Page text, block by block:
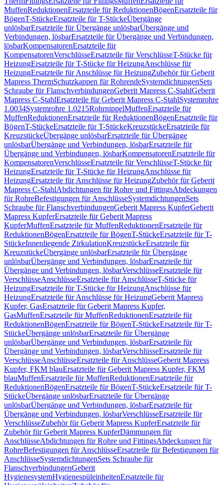
MuffenReduktionenErsatzteile für ReduktionenBögenErsatzteile für
BögenT-StückeErsatzteile für T-StückeÜbergänge
unlösbarErsatzteile für Übergänge unlösbarÜbergänge und
Verbindungen, lösbarErsatzteile für Übergänge und Verbindungen,
lösbarKompensatorenErsatzteile für
KompensatorenVerschlüsseErsatzteile für VerschlüsseT-Stücke für
HeizungErsatzteile für T-Stücke für HeizungAnschlüsse für
HeizungErsatzteile für Anschlüsse für HeizungZubehör für Geberit
Mapress ThermSchutzkappen für RohrendeSystemdichtungenSets
Schraube für FlanschverbindungenGeberit Mapress C-StahlGeberit
Mapress C-StahlErsatzteile für Geberit Mapress C-StahlSystemrohre
1.0034Systemrohre 1.0215RohrnippelMuffenErsatzteile für
MuffenReduktionenErsatzteile für ReduktionenBögenErsatzteile für
BögenT-StückeErsatzteile für T-StückeKreuzstückeErsatzteile für
KreuzstückeÜbergänge unlösbarErsatzteile für Übergänge
unlösbarÜbergänge und Verbindungen, lösbarErsatzteile für
Übergänge und Verbindungen, lösbarKompensatorenErsatzteile für
KompensatorenVerschlüsseErsatzteile für VerschlüsseT-Stücke für
HeizungErsatzteile für T-Stücke für HeizungAnschlüsse für
HeizungErsatzteile für Anschlüsse für HeizungZubehör für Geberit
Mapress C-StahlAbdichtungen für Rohre und FittingsAbdeckungen
für RohreBefestigungen für AnschlüsseSystemdichtungenSets
Schraube für FlanschverbindungenGeberit Mapress KupferGeberit
Mapress KupferErsatzteile für Geberit Mapress
KupferMuffenErsatzteile für MuffenReduktionenErsatzteile für
ReduktionenBögenErsatzteile für BögenT-StückeErsatzteile für T-
StückeInnenliegende ZirkulationKreuzstückeErsatzteile für
KreuzstückeÜbergänge unlösbarErsatzteile für Übergänge
unlösbarÜbergänge und Verbindungen, lösbarErsatzteile für
Übergänge und Verbindungen, lösbarVerschlüsseErsatzteile für
VerschlüsseAnschlüsseErsatzteile für AnschlüsseT-Stücke für
HeizungErsatzteile für T-Stücke für HeizungAnschlüsse für
HeizungErsatzteile für Anschlüsse für HeizungGeberit Mapress
Kupfer, GasErsatzteile für Geberit Mapress Kupfer,
GasMuffenErsatzteile für MuffenReduktionenErsatzteile für
ReduktionenBögenErsatzteile für BögenT-StückeErsatzteile für T-
StückeÜbergänge unlösbarErsatzteile für Übergänge
unlösbarÜbergänge und Verbindungen, lösbarErsatzteile für
Übergänge und Verbindungen, lösbarVerschlüsseErsatzteile für
VerschlüsseAnschlüsseErsatzteile für AnschlüsseGeberit Mapress
Kupfer, FKM blauErsatzteile für Geberit Mapress Kupfer, FKM
blauMuffenErsatzteile für MuffenReduktionenErsatzteile für
ReduktionenBögenErsatzteile für BögenT-StückeErsatzteile für T-
StückeÜbergänge unlösbarErsatzteile für Übergänge
unlösbarÜbergänge und Verbindungen, lösbarErsatzteile für
Übergänge und Verbindungen, lösbarVerschlüsseErsatzteile für
VerschlüsseZubehör für Geberit Mapress KupferErsatzteile für
Zubehör für Geberit Mapress KupferDämmungen für
AnschlüsseAbdichtungen für Rohre und FittingsAbdeckungen für
RohreBefestigungen für AnschlüsseErsatzteile für Befestigungen für
AnschlüsseSystemdichtungenSets Schraube für
FlanschverbindungenGeberit
HygienesystemHygienespüleinheitenErsatzteile für